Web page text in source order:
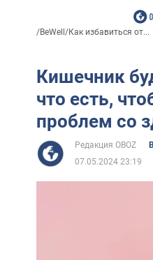
/BeWell/Как избавиться от...
Кишечник
что есть,
проблем со
Редакция OBOZ
07.05.2024 23:19